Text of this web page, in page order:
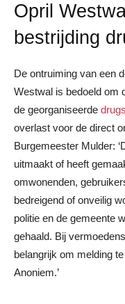
Opril
bestrijding
De ontruiming van een
Westwal is bedoeld om
de georganiseerde
overlast voor de direct
Burgemeester Mulder:
uitmaakt of heeft
omwonenden,
bedreigend of onveilig
politie en de gemeente
gehaald. Bij
belangrijk om melding
Anoniem.’